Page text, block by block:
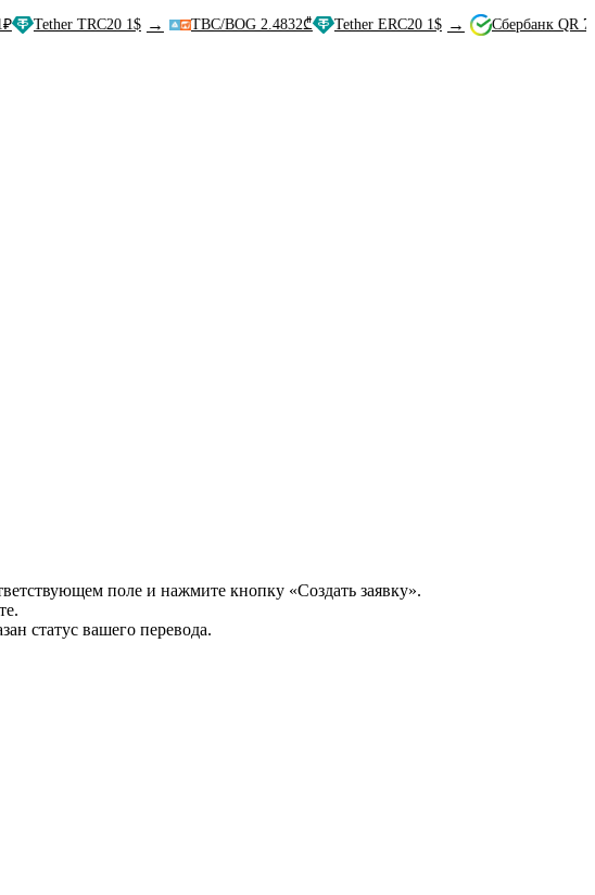
TRC20 1$ → TBC/BOG 2.4832₾ Tether ERC20 1$ → Сбербанк QR 79.84₽
поле и нажмите кнопку «Создать заявку».
статус вашего перевода.